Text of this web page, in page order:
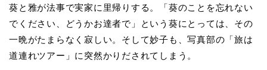
葵と雅が法事で実家に里帰りする。「葵のことを忘れない
でください、どうかお達者で」という葵にとっては、その
一晩がたまらなく寂しい。そして妙子も、写真部の「旅は
道連れツアー」に突然かりだされてしまう。